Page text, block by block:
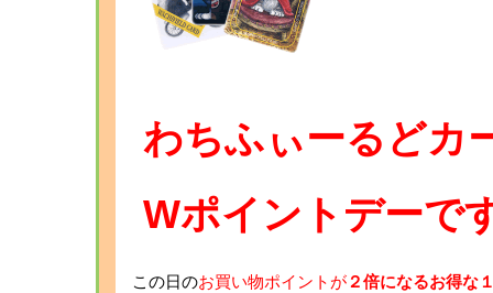
わちふぃーるどカ
Wポイントデーで
この日のお買い物ポイントが ２倍になるお得な